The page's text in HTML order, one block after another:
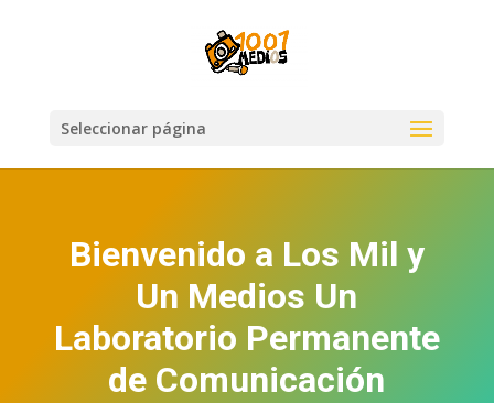
Seleccionar página
Bienvenido a Los Mil y
Un Medios Un
Laboratorio Permanente
de Comunicación